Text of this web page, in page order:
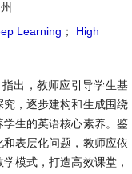
Learning ；
High
出，教师应引导学生基
，逐步建构和生成围绕
生的英语核心素养。鉴
表层化问题，教师应依
模式，打造高效课堂，